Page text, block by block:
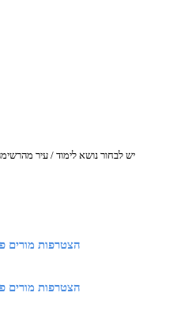
*יש לבחור נושא לימוד / עיר
הצטרפות מורים
הצטרפות מורים